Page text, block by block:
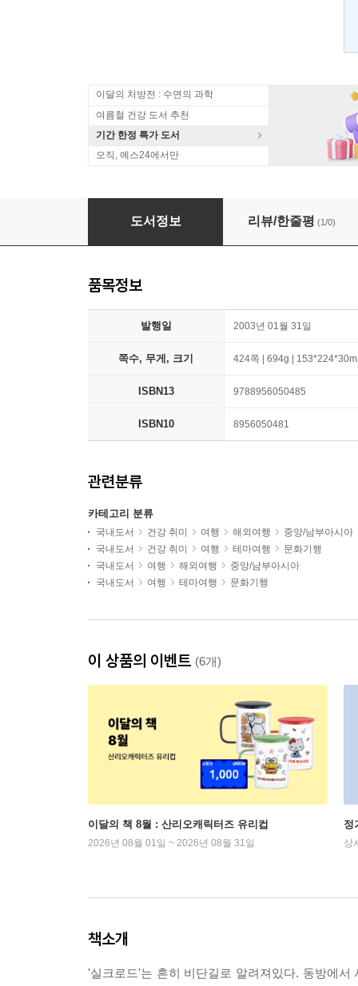
이달의 처방전 : 수면의 과학
여름철 건강 도서 추천
기간 한정 특가 도서
오직, 예스24에서만
실크로드 여행
도서정보 리뷰/한줄평 (1/0)
품목정보
발행일 2003년 01월 31일
쪽수, 무게, 크기 424쪽 | 694g |
ISBN13 9788956050485
ISBN10 8956050481
관련분류
카테고리 분류
국내도서 건강 취미 여행 해외여행
중앙/남부아시아
국내도서
건강 취미 여행 테마여행
문화기행
국내도서
여행 해외여행
중앙/남부아시아
국내도서
여행 테마여행 문화기행
이 상품의 이벤트 (6개)
이달의 책 8월 : 산리오캐릭터즈 유리컵
2026년 08월 01일 ~ 2026년 08월 31일
정
상
책소개
'실크로드'는 흔히 비단길로 알려져있다. 동방에